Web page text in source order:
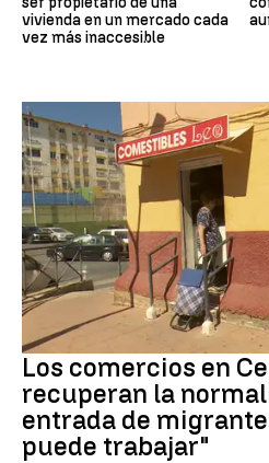
vivienda en un mercado cada
vez más inaccesible
Crisis migrantes
Los comercios en
recuperan la
entrada de
puede trabajar"